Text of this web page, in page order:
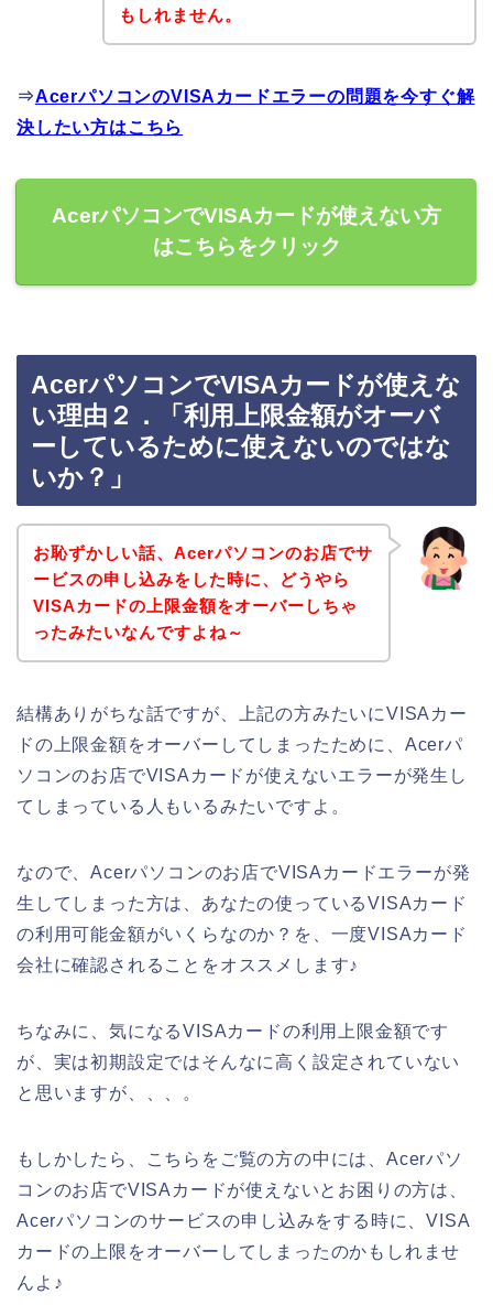
もしれません。
⇒AcerパソコンのVISAカードエラーの問題を今すぐ解
決したい方はこちら
AcerパソコンでVISAカードが使えない方
はこちらをクリック
AcerパソコンでVISAカードが使えな
い理由２．「利用上限金額がオーバ
ーしているために使えないのではな
いか？」
お恥ずかしい話、Acerパソコンのお店でサ
ービスの申し込みをした時に、どうやら
VISAカードの上限金額をオーバーしちゃ
ったみたいなんですよね～
結構ありがちな話ですが、上記の方みたいにVISAカー
ドの上限金額をオーバーしてしまったために、Acerパ
ソコンのお店でVISAカードが使えないエラーが発生し
てしまっている人もいるみたいですよ。
なので、Acerパソコンのお店でVISAカードエラーが発
生してしまった方は、あなたの使っているVISAカード
の利用可能金額がいくらなのか？を、一度VISAカード
会社に確認されることをオススメします♪
ちなみに、気になるVISAカードの利用上限金額です
が、実は初期設定ではそんなに高く設定されていない
と思いますが、、、。
もしかしたら、こちらをご覧の方の中には、Acerパソ
コンのお店でVISAカードが使えないとお困りの方は、
Acerパソコンのサービスの申し込みをする時に、VISA
カードの上限をオーバーしてしまったのかもしれませ
んよ♪